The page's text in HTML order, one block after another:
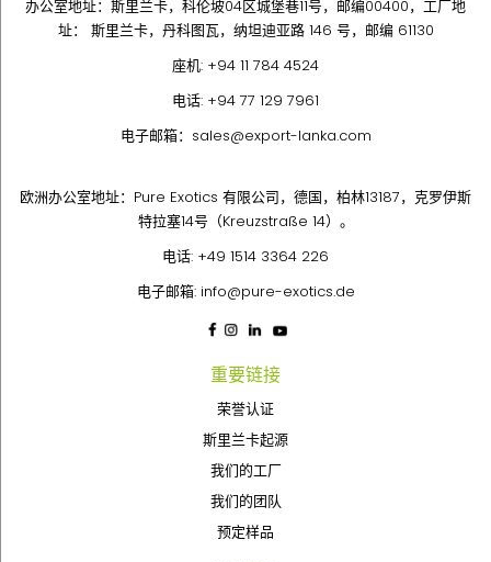
办公室地址：斯里兰卡，科伦坡04区城堡巷11号，邮编00400，工厂地
址： 斯里兰卡，丹科图瓦，纳坦迪亚路 146 号，邮编 61130
座机: +94 11 784 4524
电话: +94 77 129 7961
电子邮箱： sales@export-lanka.com
欧洲办公室地址：Pure Exotics 有限公司，德国，柏林13187，克罗伊斯
特拉塞14号（Kreuzstraße 14）。
电话: +49 1514 3364 226
电子邮箱: info@pure-exotics.de
重要链接
荣誉认证
斯里兰卡起源
我们的工厂
我们的团队
预定样品